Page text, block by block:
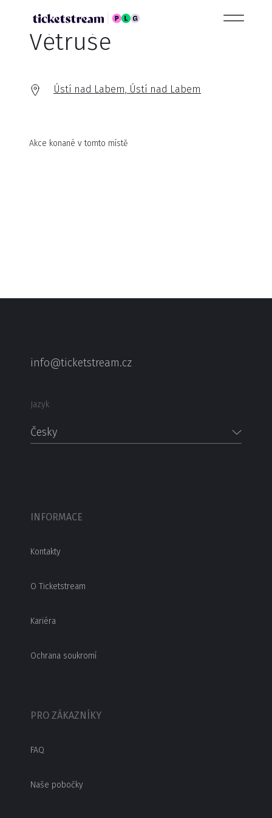
Větruše
Ústí nad Labem, Ústí nad Labem
Akce konané v tomto místě
info@ticketstream.cz
Jazyk
Česky
INFORMACE
Kontakty
O Ticketstream
Kariéra
Ochrana soukromí
PRO ZÁKAZNÍKY
FAQ
Naše pobočky